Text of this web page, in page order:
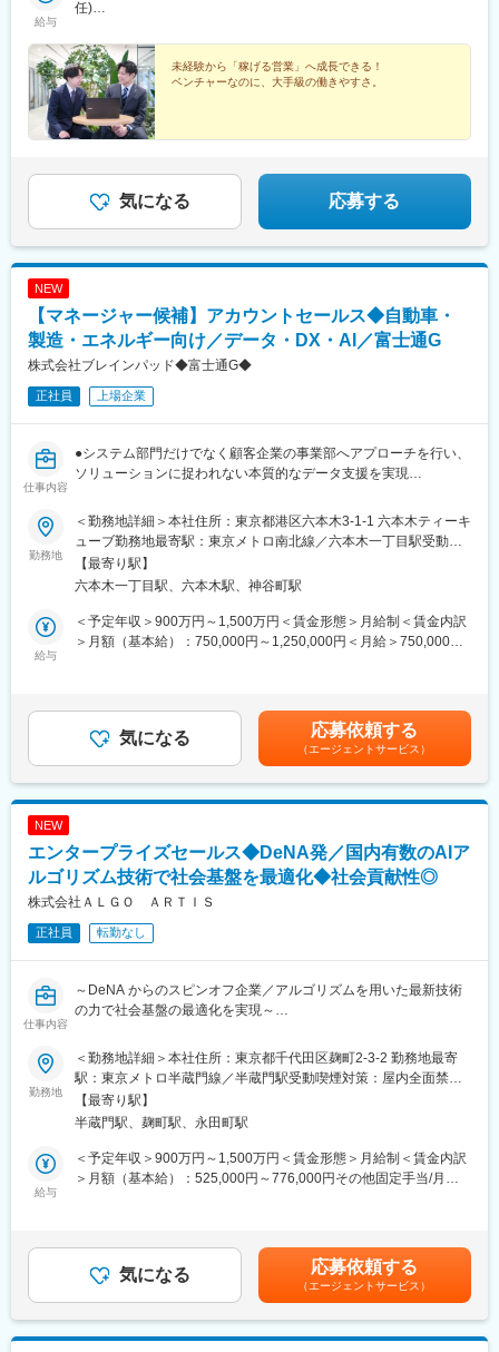
給与
任)
長)
未経験から「稼げる営業」へ成長できる！
ベンチャーなのに、大手級の働きやすさ。
気になる 応募する
NEW
【マネージャー候補】アカウントセールス◆自動車・
製造・エネルギー向け／データ・DX・AI／富士通G
株式会社ブレインパッド◆富士通G◆
正社員 上場企業
仕事内容
●システム部門だけでなく顧客企業の事業部へアプローチを行い、
ソリューションに捉われない本質的なデータ支援を実現
■業務内容
自動車・製造・エネルギーを中心としたエンタープライズ企業に
対し、データ・AI活用を起点とした課題解決型のアカウントセー
ルを担っていただきます。
顧客の変革テーマを起点に、「何を解くべきか」から入り、社内
外の専門性を束ねて案件を創出する営業です。データサイエンテ
ィスト、コンサルタント、エンジニア、プロダクト担当などと連
・課題発掘/仮説提案
・社内外連携
・マネジメント
使して提案を行う「課題解決型・課題創出型の営業」スタイルで
す。DX/データ活用/AIといったテーマも多く扱っています。
・プロフェッショナルサービス事業
自社プロダクトや独自性の強いプロダクトの提供を通じてクライ
アント企業のデータ活用を支援
■企業の強み
・分析力：国内随一の200名以上のデータサイエンティストが在
籍（年200回の勉強会開催／コミュニケーションが生まれやすい
環境）
・エンジニア力：市場No.1の自社製品など多様なサービスプロダ
クトを保有
・ビジネス力：1400社以上のデータ支援／歴代最多9年連続「デ
「データ活用の促進を通じて持続可能な未来をつくる」
データの増加×人口減少×データ活用率3％という実情に対し、デ
ータ活用からサプライチェーンの改善や需要予測などを推進して
<実績>
勤務地
＜勤務地詳細＞本社住所：東京都港区六本木3-1-1 六本木ティーキ
ューブ勤務地最寄駅：東京メトロ南北線／六本木一丁目駅受動喫
煙対策：屋内全面禁煙変更の範囲：会社の定める事業所（リモー
トワーク含む）
【最寄り駅】
六本木一丁目駅、六本木駅、神谷町駅
給与
＜予定年収＞900万円～1,500万円＜賃金形態＞月給制＜賃金内訳
＞月額（基本給）：750,000円～1,250,000円＜月給＞750,000円
り、選考を通じて上下する可能性があります。月給(月額)は固定手
当を含めた表記です。
気になる 応募依頼する
（エージェントサービス）
NEW
エンタープライズセールス◆DeNA発／国内有数のAIア
ルゴリズム技術で社会基盤を最適化◆社会貢献性◎
株式会社ＡＬＧＯ ＡＲＴＩＳ
正社員 転勤なし
仕事内容
～DeNA からのスピンオフ企業／アルゴリズムを用いた最新技術
の力で社会基盤の最適化を実現～
■業務内容：
主に大手インフラ企業・運輸・製造業の部長クラスや役員クラ
ス、場合によっては現場担当者に対して、当社のソリューション
による提案活動を進めていただきます。期待役割は、担当する業
界・顧客において、関係構築・課題の発見から提案・導入までを
リードし、顧客の事業成果に責任を持つことです。
＜具体的な業務＞
・顧客・業界の開拓、経営層・現場キーパーソンとの関係構築
・現場での課題ヒアリングと業務理解、本質的な課題の特定
・ソリューションの価値設計・提案（プロダクト／アルゴリズム
勤務地
＜勤務地詳細＞本社住所：東京都千代田区麹町2-3-2 勤務地最寄
駅：東京メトロ半蔵門線／半蔵門駅受動喫煙対策：屋内全面禁煙
変更の範囲：会社の定める事業所（リモートワーク含む）
【最寄り駅】
半蔵門駅、麹町駅、永田町駅
給与
＜予定年収＞900万円～1,500万円＜賃金形態＞月給制＜賃金内訳
＞月額（基本給）：525,000円～776,000円その他固定手当/月：
＜残業手当＞有＜給与補足＞※現年収を考慮し応相談■その他固定
手当：ライフプラン手当■賞与：年2回（4月、10月に支給）賃金
はあくまでも目安の金額であり、選考を通じて上下する可能性が
あります。月給(月額)は固定手当を含めた表記です。
気になる 応募依頼する
（エージェントサービス）